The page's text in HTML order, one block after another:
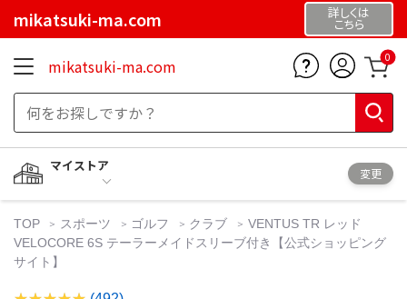
mikatsuki-ma.com 詳しくは
こちら
mikatsuki-ma.com 0
マイストア
変更
TOP スポーツ ゴルフ クラブ
VENTUS TR レッド
VELOCORE 6S テーラーメイドスリーブ付き【公式ショッピング
サイト】